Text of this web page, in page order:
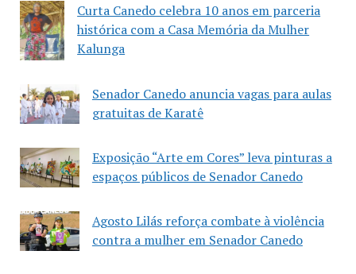
Curta Canedo celebra 10 anos em parceria
histórica com a Casa Memória da Mulher
Kalunga
Senador Canedo anuncia vagas para aulas
gratuitas de Karatê
Exposição “Arte em Cores” leva pinturas a
espaços públicos de Senador Canedo
Agosto Lilás reforça combate à violência
contra a mulher em Senador Canedo